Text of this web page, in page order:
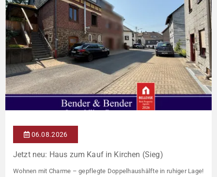
Wasser-Wärmepumpe Die […]
06.08.2026
Jetzt neu: Haus zum Kauf in Kirchen (Sieg)
Wohnen mit Charme – gepflegte Doppelhaushälfte in ruhiger Lage!